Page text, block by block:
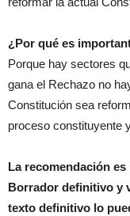
¿Por qué es
Porque hay sectores
gana el Rechazo no
Constitución sea
proceso constituyente
La recomendación
Borrador definitivo y
texto definitivo lo